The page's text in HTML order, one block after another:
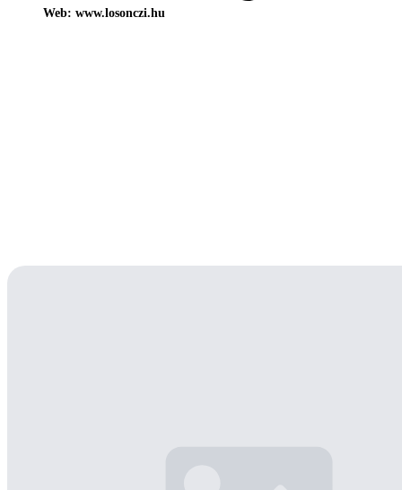
Web: www.losonczi.hu